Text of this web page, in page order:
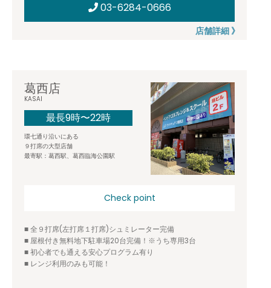
03-6284-0666
店舗詳細 》
葛西店
KASAI
最長9時〜22時
環七通り沿いにある
９打席の大型店舗
最寄駅：葛西駅、葛西臨海公園駅
Check point
■ 全９打席(左打席１打席)シュミレーター完備
■ 屋根付き無料地下駐車場20台完備！※うち専用3台
■ 初心者でも通える安心プログラム有り
■ レンジ利用のみも可能！